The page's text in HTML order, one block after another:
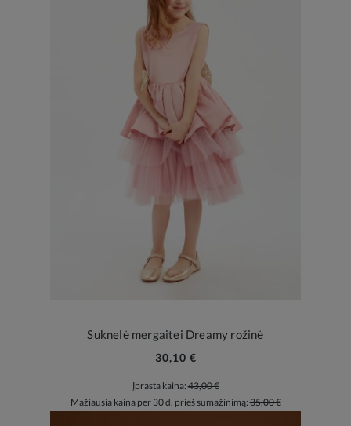
Suknelė mergaitei Dreamy rožinė
30,10 €
Įprasta kaina:43,00 €
Mažiausia kaina per 30 d. prieš sumažinimą:35,00 €